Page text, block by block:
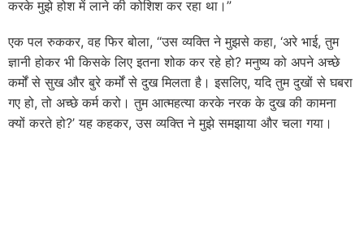
करके मुझे होश में लाने की कोशिश कर रहा था।”
एक पल रुककर, वह फिर बोला, “उस व्यक्ति ने मुझसे कहा, ‘अरे भाई, तुम
ज्ञानी होकर भी किसके लिए इतना शोक कर रहे हो? मनुष्य को अपने अच्छे
कर्मों से सुख और बुरे कर्मों से दुख मिलता है। इसलिए, यदि तुम दुखों से घबरा
गए हो, तो अच्छे कर्म करो। तुम आत्महत्या करके नरक के दुख की कामना
क्यों करते हो?’ यह कहकर, उस व्यक्ति ने मुझे समझाया और चला गया।